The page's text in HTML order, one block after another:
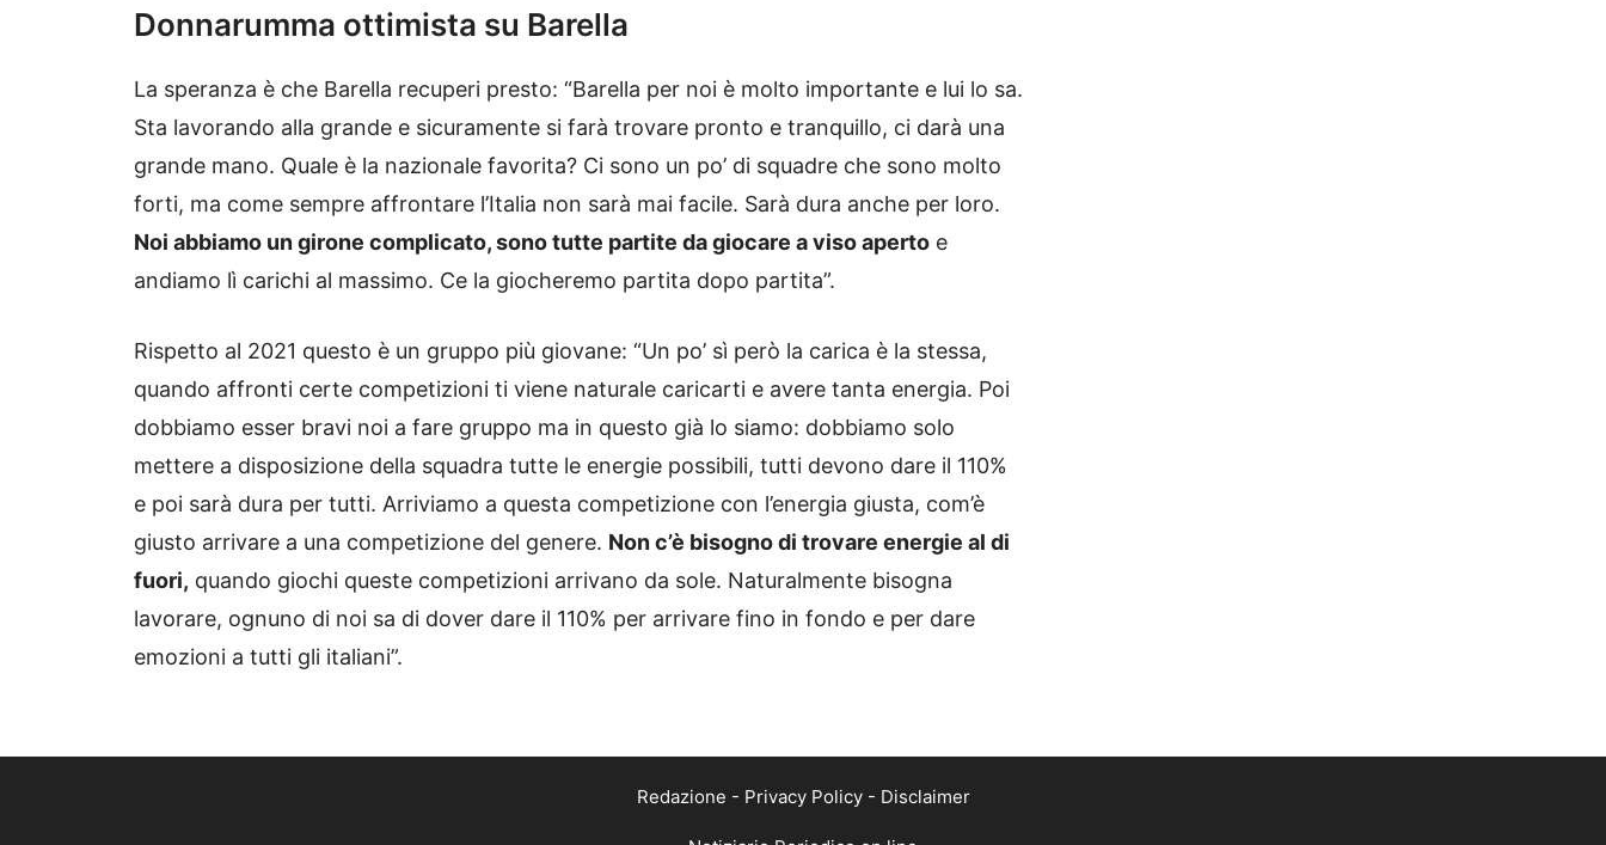
Donnarumma ottimista su Barella
La speranza è che Barella recuperi presto: “Barella per noi è molto importante e lui lo sa.
Sta lavorando alla grande e sicuramente si farà trovare pronto e tranquillo, ci darà una
grande mano. Quale è la nazionale favorita? Ci sono un po’ di squadre che sono molto
forti, ma come sempre affrontare l’Italia non sarà mai facile. Sarà dura anche per loro.
Noi abbiamo un girone complicato, sono tutte partite da giocare a viso aperto e
andiamo lì carichi al massimo. Ce la giocheremo partita dopo partita”.
Rispetto al 2021 questo è un gruppo più giovane: “Un po’ sì però la carica è la stessa,
quando affronti certe competizioni ti viene naturale caricarti e avere tanta energia. Poi
dobbiamo esser bravi noi a fare gruppo ma in questo già lo siamo: dobbiamo solo
mettere a disposizione della squadra tutte le energie possibili, tutti devono dare il 110%
e poi sarà dura per tutti. Arriviamo a questa competizione con l’energia giusta, com’è
giusto arrivare a una competizione del genere. Non c’è bisogno di trovare energie al di
fuori, quando giochi queste competizioni arrivano da sole. Naturalmente bisogna
lavorare, ognuno di noi sa di dover dare il 110% per arrivare fino in fondo e per dare
emozioni a tutti gli italiani”.
Redazione - Privacy Policy- Disclaimer